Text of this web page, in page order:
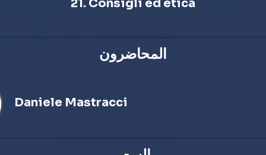
21. Consigli ed etica
المحاضرون
Daniele Mastracci